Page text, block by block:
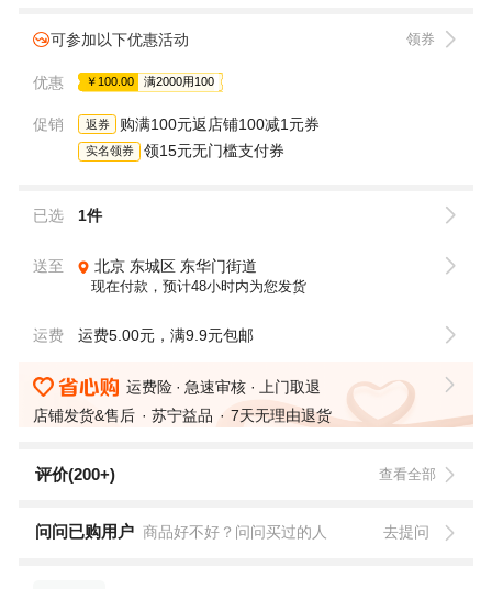
可参加以下优惠活动 领券
优惠 ￥100.00 满2000用100
促销 返券 购满100元返店铺100减1元券
实名领券 领15元无门槛支付券
已选 1件
送至 北京 东城区 东华门街道
现在付款，预计48小时内为您发货
运费 运费5.00元，满9.9元包邮
运费险 急速审核
上门取退
店铺发货&售后
苏宁益品 7天无理由退货
评价(200+) 查看全部
问问已购用户 商品好不好？问问买过的人 去提问